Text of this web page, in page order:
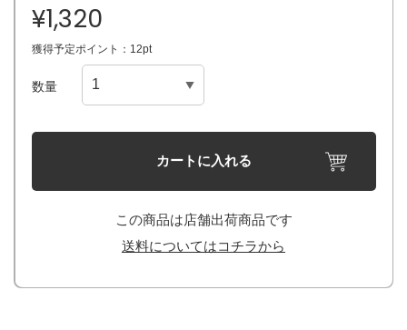
¥1,320
獲得予定ポイント：12pt
数量
カートに入れる
この商品は店舗出荷商品です
送料についてはコチラから